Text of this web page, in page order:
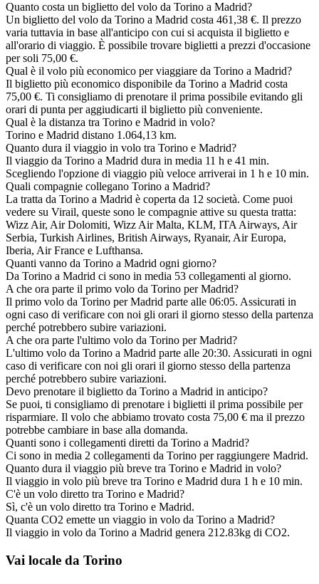
Quanto costa un biglietto del volo da Torino a Madrid?
Un biglietto del volo da Torino a Madrid costa 461,38 €. Il prezzo
varia tuttavia in base all'anticipo con cui si acquista il biglietto e
all'orario di viaggio. È possibile trovare biglietti a prezzi d'occasione
per soli 75,00 €.
Qual è il volo più economico per viaggiare da Torino a Madrid?
Il biglietto più economico disponibile da Torino a Madrid costa
75,00 €. Ti consigliamo di prenotare il prima possibile evitando gli
orari di punta per aggiudicarti il biglietto più conveniente.
Qual è la distanza tra Torino e Madrid in volo?
Torino e Madrid distano 1.064,13 km.
Quanto dura il viaggio in volo tra Torino e Madrid?
Il viaggio da Torino a Madrid dura in media 11 h e 41 min.
Scegliendo l'opzione di viaggio più veloce arriverai in 1 h e 10 min.
Quali compagnie collegano Torino a Madrid?
La tratta da Torino a Madrid è coperta da 12 società. Come puoi
vedere su Virail, queste sono le compagnie attive su questa tratta:
Wizz Air, Air Dolomiti, Wizz Air Malta, KLM, ITA Airways, Air
Serbia, Turkish Airlines, British Airways, Ryanair, Air Europa,
Iberia, Air France e Lufthansa.
Quanti vanno da Torino a Madrid ogni giorno?
Da Torino a Madrid ci sono in media 53 collegamenti al giorno.
A che ora parte il primo volo da Torino per Madrid?
Il primo volo da Torino per Madrid parte alle 06:05. Assicurati in
ogni caso di verificare con noi gli orari il giorno stesso della partenza
perché potrebbero subire variazioni.
A che ora parte l'ultimo volo da Torino per Madrid?
L'ultimo volo da Torino a Madrid parte alle 20:30. Assicurati in ogni
caso di verificare con noi gli orari il giorno stesso della partenza
perché potrebbero subire variazioni.
Devo prenotare il biglietto da Torino a Madrid in anticipo?
Se puoi, ti consigliamo di prenotare i biglietti il prima possibile per
risparmiare. Il volo che abbiamo trovato costa 75,00 € ma il prezzo
potrebbe cambiare in base alla domanda.
Quanti sono i collegamenti diretti da Torino a Madrid?
Ci sono in media 2 collegamenti da Torino per raggiungere Madrid.
Quanto dura il viaggio più breve tra Torino e Madrid in volo?
Il viaggio in volo più breve tra Torino e Madrid dura 1 h e 10 min.
C'è un volo diretto tra Torino e Madrid?
Sì, c'è un volo diretto tra Torino e Madrid.
Quanta CO2 emette un viaggio in volo da Torino a Madrid?
Il viaggio in volo da Torino a Madrid genera 212.83kg di CO2.
Vai locale da Torino